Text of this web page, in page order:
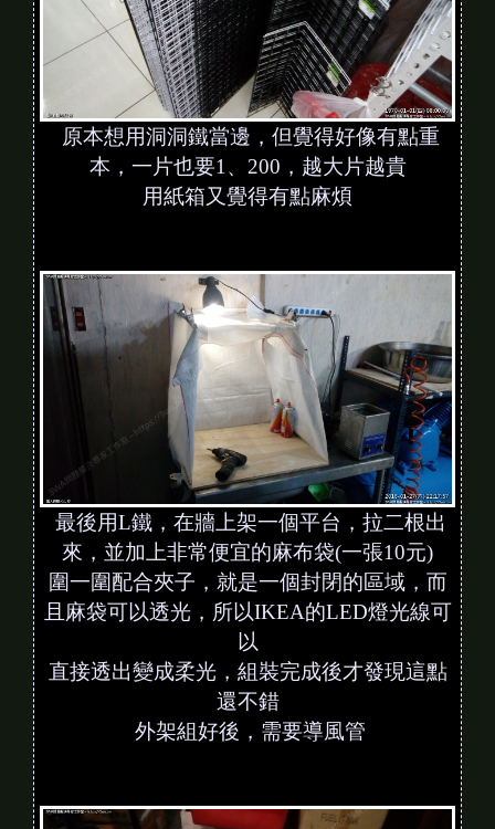
原本想用洞洞鐵當邊，但覺得好像有點重
本，一片也要1、200，越大片越貴
用紙箱又覺得有點麻煩
最後用L鐵，在牆上架一個平台，拉二根出
來，並加上非常便宜的麻布袋(一張10元)
圍一圍配合夾子，就是一個封閉的區域，而
且麻袋可以透光，所以IKEA的LED燈光線可
以
直接透出變成柔光，組裝完成後才發現這點
還不錯
外架組好後，需要導風管